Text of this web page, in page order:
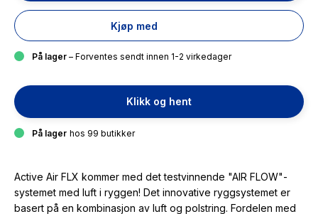
Kjøp med
På lager – Forventes sendt innen 1-2 virkedager
Klikk og hent
På lager hos 99 butikker
Active Air FLX kommer med det testvinnende "AIR FLOW"-
systemet med luft i ryggen! Det innovative ryggsystemet er
basert på en kombinasjon av luft og polstring. Fordelen med